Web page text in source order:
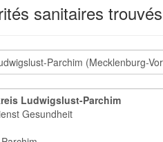
sanitaires
Ludwigslust-Parchim
Gesundheit